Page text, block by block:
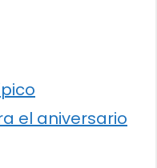
el aniversario